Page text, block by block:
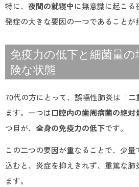
特に、 夜間の就寝中に無意識に起こる
発症の大きな要因の一つであることが
免疫力の低下と細菌量
険な状態
70代の方にとって、誤嚥性肺炎は「
ます。一つは口腔内の歯周病菌の絶対
つ目が、 全身の免疫力の低下です。
この二つの要因が重なることで、少量
込むと、炎症を抑えきれず、重篤な肺
ます。